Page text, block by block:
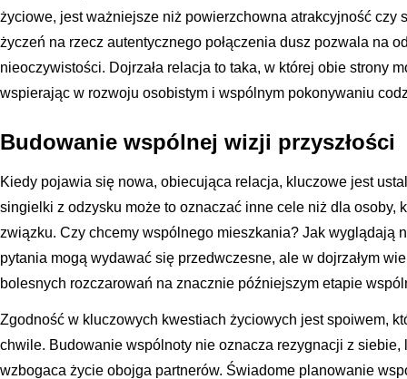
życiowe, jest ważniejsze niż powierzchowna atrakcyjność czy
życzeń na rzecz autentycznego połączenia dusz pozwala na
nieoczywistości. Dojrzała relacja to taka, w której obie strony
wspierając w rozwoju osobistym i wspólnym pokonywaniu
Budowanie wspólnej wizji przyszłości
Kiedy pojawia się nowa, obiecująca relacja, kluczowe jest
singielki z odzysku może to oznaczać inne cele niż dla osoby,
związku. Czy chcemy wspólnego mieszkania? Jak wyglądają
pytania mogą wydawać się przedwczesne, ale w dojrzałym
bolesnych rozczarowań na znacznie późniejszym etapie
Zgodność w kluczowych kwestiach życiowych jest spoiwem,
chwile. Budowanie wspólnoty nie oznacza rezygnacji z
wzbogaca życie obojga partnerów. Świadome planowanie